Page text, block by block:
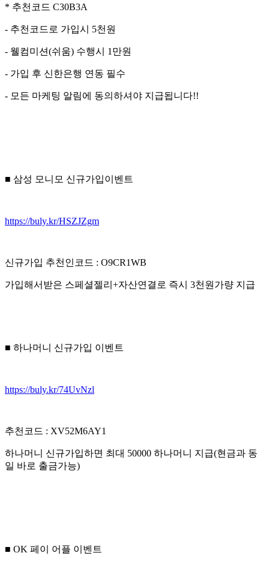
* 추천코드 C30B3A
- 추천코드로 가입시 5천원
- 웰컴미션(쉬움) 수행시 1만원
- 가입 후 신한은행 연동 필수
- 모든 마케팅 알림에 동의하셔야 지급됩니다!!
■ 삼성 모니모 신규가입이벤트
https://buly.kr/HSZJZgm
신규가입 추천인코드 : O9CR1WB
가입해서받은 스페셜젤리+자산연결로 즉시 3천원가량 지급
■ 하나머니 신규가입 이벤트
https://buly.kr/74UvNzl
추천코드 : XV52M6AY1
하나머니 신규가입하면 최대 50000 하나머니 지급(현금과 동
일 바로 출금가능)
■ OK 페이 어플 이벤트